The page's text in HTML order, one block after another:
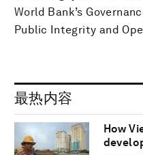
World Bank’s
Public Integrity and
最热内容
How